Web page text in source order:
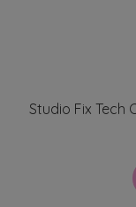
Studio Fix Tech